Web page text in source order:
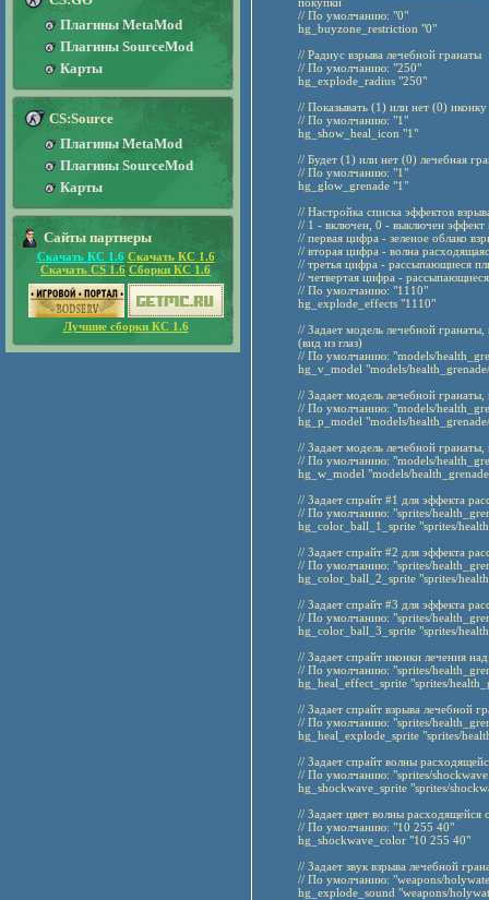
// По умолчанию: "0"
hg_buyzone_restriction "0"
// Радиус взрыва лечебной гранаты
// По умолчанию: "250"
hg_explode_radius "250"
// Показывать (1) или нет (0)
// По умолчанию: "1"
hg_show_heal_icon "1"
// Будет (1) или нет (0) лечебная
// По умолчанию: "1"
hg_glow_grenade "1"
// Настройка списка эффектов
// 1 - включен, 0 - выключен эффект
// первая цифра - зеленое облако
// вторая цифра - волна
// третья цифра - рассыпающиеся
// четвертая цифра -
// По умолчанию: "1110"
hg_explode_effects "1110"
// Задает модель лечебной
(вид из глаз)
// По умолчанию: "models/
hg_v_model "models/
// Задает модель лечебной
// По умолчанию: "models/
hg_p_model "models/
// Задает модель лечебной гранаты,
// По умолчанию: "models/
hg_w_model "models/
// Задает спрайт #1 для эффекта
// По умолчанию: "sprites/
hg_color_ball_1_sprite "sprites/
// Задает спрайт #2 для эффекта
// По умолчанию: "sprites/
hg_color_ball_2_sprite "sprites/
// Задает спрайт #3 для эффекта
// По умолчанию: "sprites/
hg_color_ball_3_sprite "sprites/
// Задает спрайт иконки лечения
// По умолчанию: "sprites/
hg_heal_effect_sprite "sprites/
// Задает спрайт взрыва лечебной
// По умолчанию: "sprites/
hg_heal_explode_sprite "sprites/
// Задает спрайт волны
// По умолчанию: "sprites/
hg_shockwave_sprite "sprites/
// Задает цвет волны расходящейся
// По умолчанию: "10 255 40"
hg_shockwave_color "10 255 40"
// Задает звук взрыва лечебной
// По умолчанию: "weapons/
hg_explode_sound "weapons/
Плагины MetaMod
Плагины SourceMod
Карты
CS:Source
Плагины MetaMod
Плагины SourceMod
Карты
Сайты партнеры
Скачать КС 1.6 Скачать КС 1.6
Скачать CS 1.6 Сборки КС 1.6
Лучшие сборки КС 1.6